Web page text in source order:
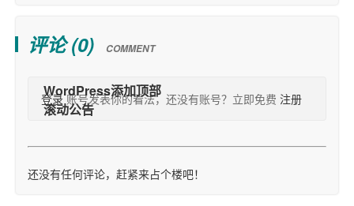
评论 (0) COMMENT
登录账号发表你的看法，还没有账号？立即免费 注册
还没有任何评论，赶紧来占个楼吧！